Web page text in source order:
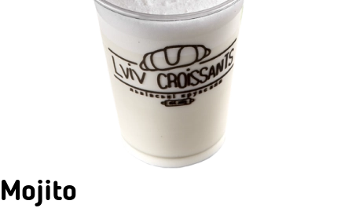
Mojito